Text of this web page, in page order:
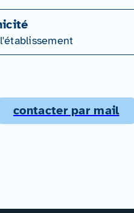
contacter par mail